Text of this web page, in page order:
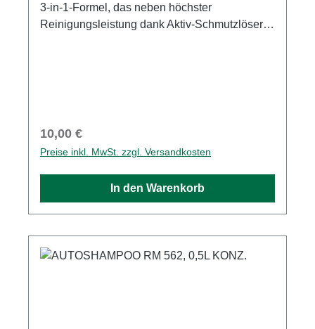
3-in-1-Formel, das neben höchster
Reinigungsleistung dank Aktiv-Schmutzlöser
Regulärer Preis:
10,00 €
Preise inkl. MwSt. zzgl. Versandkosten
In den Warenkorb